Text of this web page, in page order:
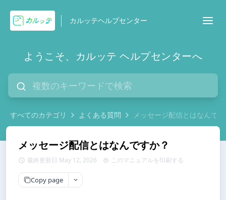
カルッテヘルプセンター
ようこそ、カルッテ ヘルプセンターへ
すべてのカテゴリ よくある質問 メッセージ配信とはなんで
メッセージ配信とはなんですか？
最終更新日 May 12, 2026 このマニュアルを印刷する
Copy page